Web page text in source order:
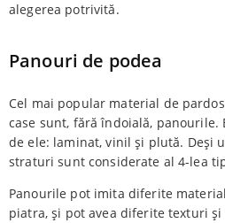
alegerea potrivită.
Panouri de podea
Cel mai popular material de
case sunt, fără îndoială,
de ele: laminat, vinil și plută. Deși
straturi sunt considerate al 4-lea
Panourile pot imita diferite
piatra, și pot avea diferite texturi